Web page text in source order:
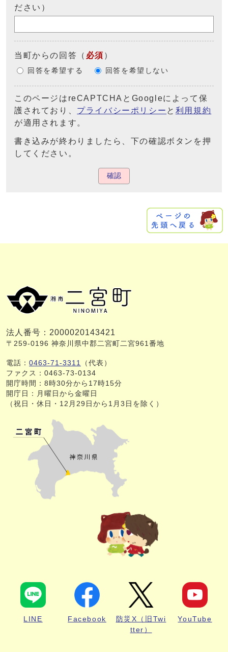
ださい）
当町からの回答 （ 必須 ）
回答を希望する 回答を希望しない
このページはreCAPTCHAとGoogleによって保
護されており、 プライバシーポリシー と 利用規約
が適用されます。
書き込みが終わりましたら、下の確認ボタンを押
してください。
確認
法人番号：2000020143421
〒259-0196 神奈川県中郡二宮町二宮961番地
電話： 0463-71-3311
（代表）
ファクス：0463-73-0134
開庁時間：8時30分から17時15分
開庁日：月曜日から金曜日
（祝日・休日・12月29日から1月3日を除く）
LINE Facebook
防災X（旧Twi
tter）
YouTube